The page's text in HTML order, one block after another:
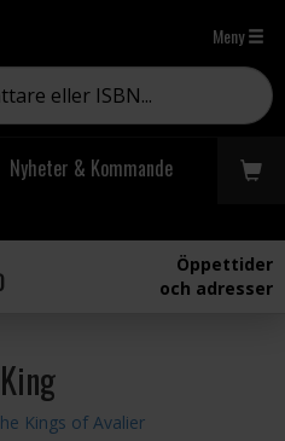
Meny
Nyheter & Kommande
Öppettider
och adresser
Kings of Avalier